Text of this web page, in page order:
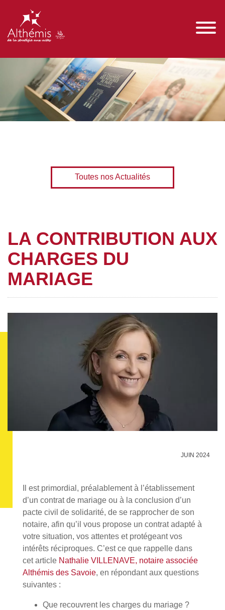
Toutes nos Actualités
LA CONTRIBUTION AUX
CHARGES DU
MARIAGE
JUIN 2024
Il est primordial, préalablement à l’établissement
d’un contrat de mariage ou à la conclusion d’un
pacte civil de solidarité, de se rapprocher de son
notaire, afin qu’il vous propose un contrat adapté à
votre situation, vos attentes et protégeant vos
intérêts réciproques. C’est ce que rappelle dans
cet article Nathalie VILLENAVE, notaire associée
Althémis des Savoie, en répondant aux questions
suivantes :
Que recouvrent les charges du mariage ?